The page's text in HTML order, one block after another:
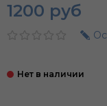
1200 руб